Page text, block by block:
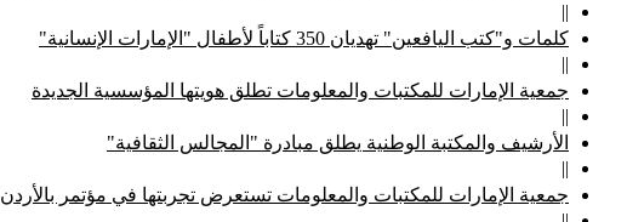
||
كلمات و"كتب اليافعين" تهديان 350 كتاباً لأطفال "الإمارات الإنسانية"
||
جمعية الإمارات للمكتبات والمعلومات تطلق هويتها المؤسسية الجديدة
||
الأرشيف والمكتبة الوطنية يطلق مبادرة "المجالس الثقافية"
||
جمعية الإمارات للمكتبات والمعلومات تستعرض تجربتها في مؤتمر بالأردن